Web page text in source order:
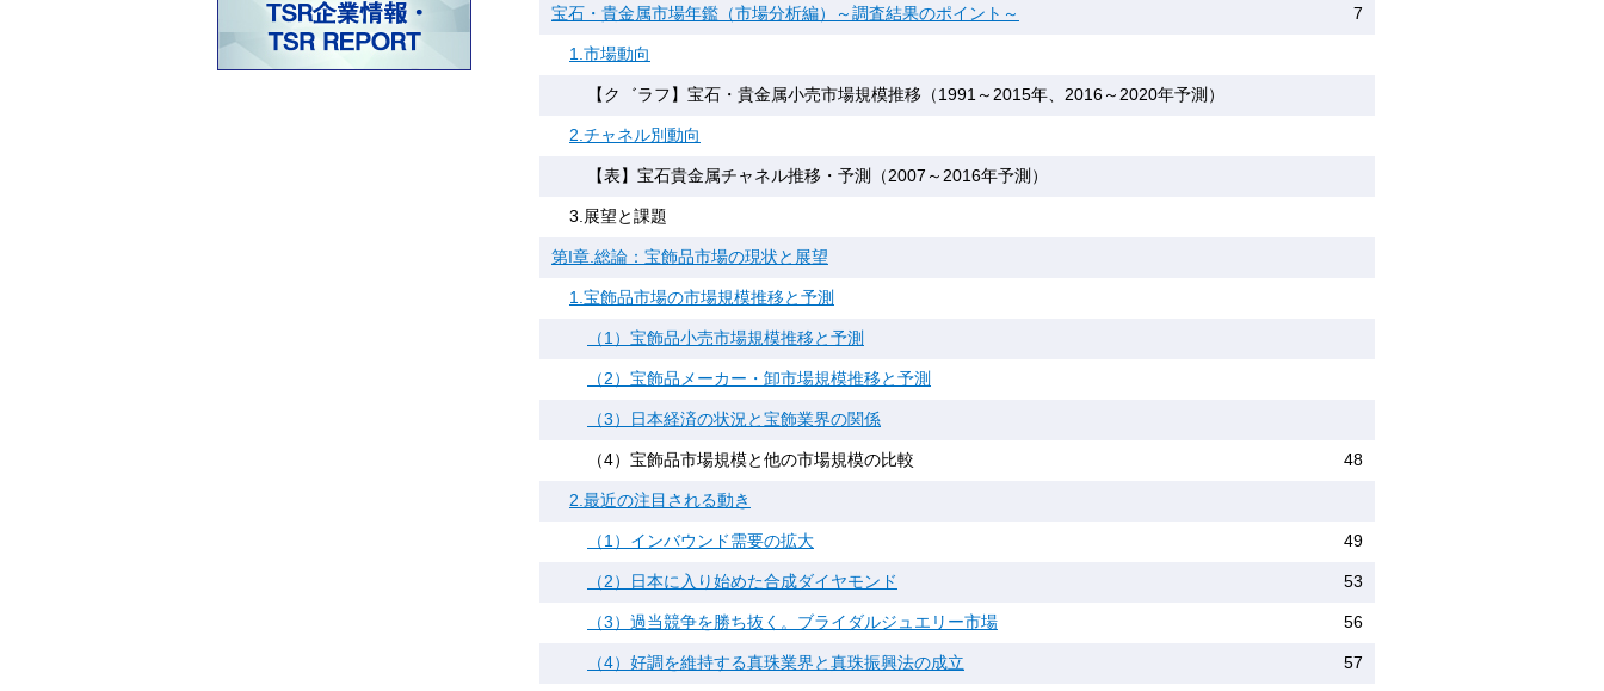
宝石・貴金属市場年鑑（市場分析編）～調査結果のポイント～ 7
1.市場動向
【ク゛ラフ】宝石・貴金属小売市場規模推移（1991～2015年、2016～2020年予測）
2.チャネル別動向
【表】宝石貴金属チャネル推移・予測（2007～2016年予測）
3.展望と課題
第I章.総論：宝飾品市場の現状と展望
1.宝飾品市場の市場規模推移と予測
（1）宝飾品小売市場規模推移と予測
（2）宝飾品メーカー・卸市場規模推移と予測
（3）日本経済の状況と宝飾業界の関係
（4）宝飾品市場規模と他の市場規模の比較 48
2.最近の注目される動き
（1）インバウンド需要の拡大 49
（2）日本に入り始めた合成ダイヤモンド 53
（3）過当競争を勝ち抜く。ブライダルジュエリー市場 56
（4）好調を維持する真珠業界と真珠振興法の成立 57